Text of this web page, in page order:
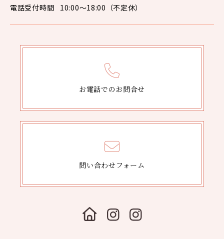
電話受付時間 10:00〜18:00（不定休）
お電話でのお問合せ
問い合わせフォーム